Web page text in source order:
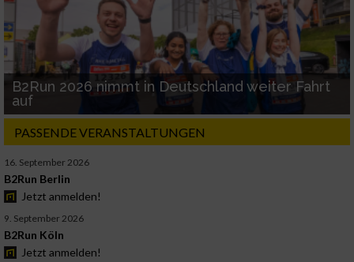
B2Run 2026 nimmt in Deutschland weiter Fahrt
auf
PASSENDE VERANSTALTUNGEN
16. September 2026
B2Run Berlin
Jetzt anmelden!
9. September 2026
B2Run Köln
Jetzt anmelden!